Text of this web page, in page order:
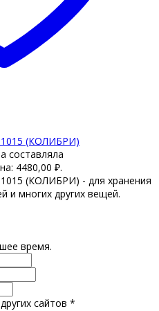
(КОЛИБРИ)
составляла
4480,00 ₽.
(КОЛИБРИ) - для хранения
и многих других вещей.
время.
сайтов *